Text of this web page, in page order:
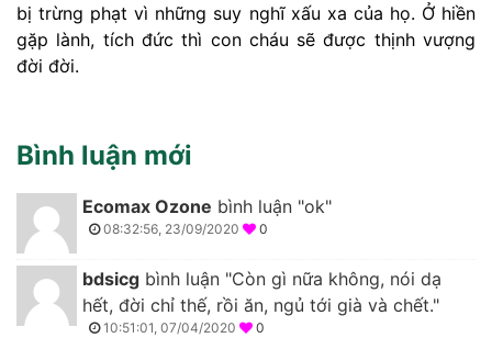
bị trừng phạt vì những suy nghĩ xấu xa của họ. Ở hiền
gặp lành, tích đức thì con cháu sẽ được thịnh vượng
đời đời.
Bình luận mới
Ecomax Ozone bình luận "ok"
08:32:56, 23/09/2020 0
bdsicg bình luận "Còn gì nữa không, nói dạ
hết, đời chỉ thế, rồi ăn, ngủ tới già và chết."
10:51:01, 07/04/2020 0